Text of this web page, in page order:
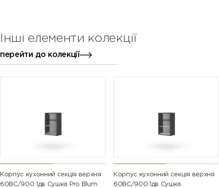
Інші елементи колекції
перейти до колекції
Корпус кухонний секцiя верхня
60ВС/900 1дв Сушка Pro Blum
Корпус кухонний секцiя верхня
60ВС/900 1дв Сушка